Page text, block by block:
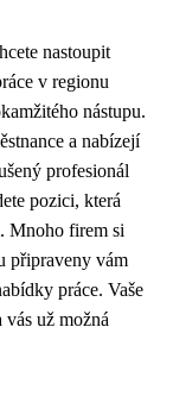
nastoupit
v regionu
nástupu.
a nabízejí
profesionál
pozici, která
Mnoho firem si
připraveny vám
práce. Vaše
už možná